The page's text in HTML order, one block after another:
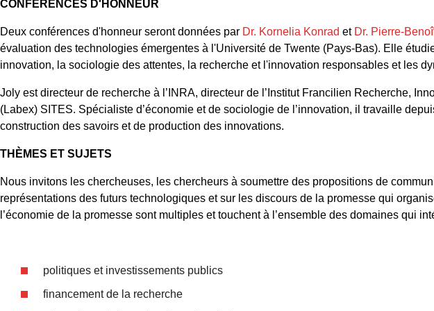
CONFÉRENCES D'HONNEUR
Deux conférences d'honneur seront données par Dr. Kornelia Konrad et Dr. Pierre-
évaluation des technologies émergentes à l'Université de Twente (Pays-Bas). Elle
innovation, la sociologie des attentes, la recherche et l'innovation responsables et les
Joly est directeur de recherche à l’INRA, directeur de l’Institut Francilien Recherche,
(Labex) SITES. Spécialiste d’économie et de sociologie de l’innovation, il travaille
construction des savoirs et de production des innovations.
THÈMES ET SUJETS
Nous invitons les chercheuses, les chercheurs à soumettre des propositions de
représentations des futurs technologiques et sur les discours de la promesse qui
l’économie de la promesse sont multiples et touchent à l’ensemble des domaines qui
politiques et investissements publics
financement de la recherche